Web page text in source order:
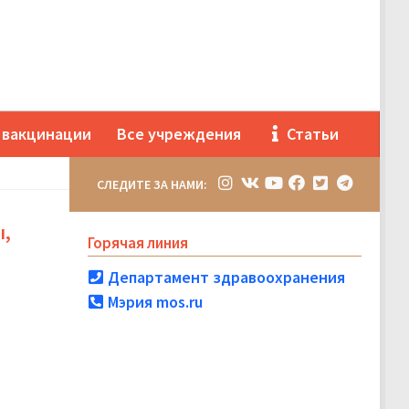
Все учреждения Статьи
СЛЕДИТЕ ЗА НАМИ:
Горячая линия
Департамент здравоохранения
Мэрия mos.ru